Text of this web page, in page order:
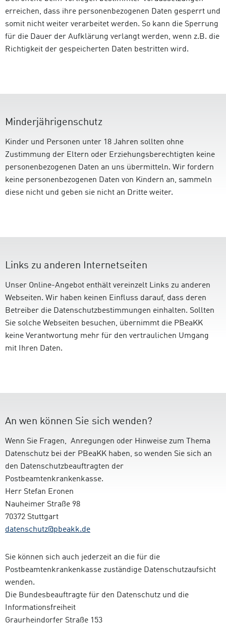
erreichen, dass ihre personenbezogenen Daten gesperrt und
somit nicht weiter verarbeitet werden. So kann die Sperrung
für die Dauer der Aufklärung verlangt werden, wenn z.B. die
Richtigkeit der gespeicherten Daten bestritten wird.
Minderjährigenschutz
Kinder und Personen unter 18 Jahren sollten ohne
Zustimmung der Eltern oder Erziehungsberechtigten keine
personenbezogenen Daten an uns übermitteln. Wir fordern
keine personenbezogenen Daten von Kindern an, sammeln
diese nicht und geben sie nicht an Dritte weiter.
Links zu anderen Internetseiten
Unser Online-Angebot enthält vereinzelt Links zu anderen
Webseiten. Wir haben keinen Einfluss darauf, dass deren
Betreiber die Datenschutzbestimmungen einhalten. Sollten
Sie solche Webseiten besuchen, übernimmt die PBeaKK
keine Verantwortung mehr für den vertraulichen Umgang
mit Ihren Daten.
An wen können Sie sich wenden?
Wenn Sie Fragen, Anregungen oder Hinweise zum Thema
Datenschutz bei der PBeaKK haben, so wenden Sie sich an
den Datenschutzbeauftragten der
Postbeamtenkrankenkasse.
Herr Stefan Eronen
Nauheimer Straße 98
70372 Stuttgart
datenschutz@pbeakk.de
Sie können sich auch jederzeit an die für die
Postbeamtenkrankenkasse zuständige Datenschutzaufsicht
wenden.
Die Bundesbeauftragte für den Datenschutz und die
Informationsfreiheit
Graurheindorfer Straße 153